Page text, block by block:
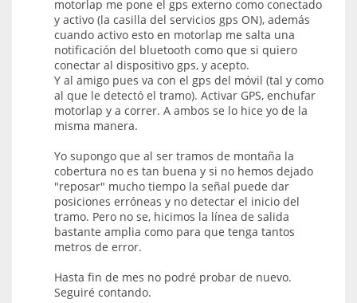
motorlap me pone el gps externo como conectado
y activo (la casilla del servicios gps ON), además
cuando activo esto en motorlap me salta una
notificación del bluetooth como que si quiero
conectar al dispositivo gps, y acepto.
Y al amigo pues va con el gps del móvil (tal y como
al que le detectó el tramo). Activar GPS, enchufar
motorlap y a correr. A ambos se lo hice yo de la
misma manera.
Yo supongo que al ser tramos de montaña la
cobertura no es tan buena y si no hemos dejado
"reposar" mucho tiempo la señal puede dar
posiciones erróneas y no detectar el inicio del
tramo. Pero no se, hicimos la línea de salida
bastante amplia como para que tenga tantos
metros de error.
Hasta fin de mes no podré probar de nuevo.
Seguiré contando.